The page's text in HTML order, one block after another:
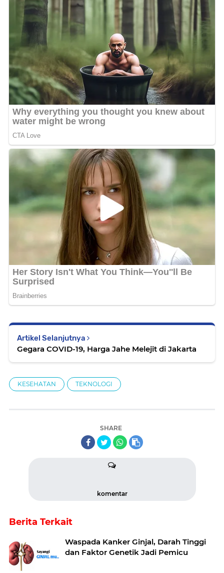
Artikel Selanjutnya
Gegara COVID-19, Harga Jahe Melejit di Jakarta
KESEHATAN TEKNOLOGI
SHARE
komentar
Berita Terkait
Waspada Kanker Ginjal, Darah Tinggi
dan Faktor Genetik Jadi Pemicu